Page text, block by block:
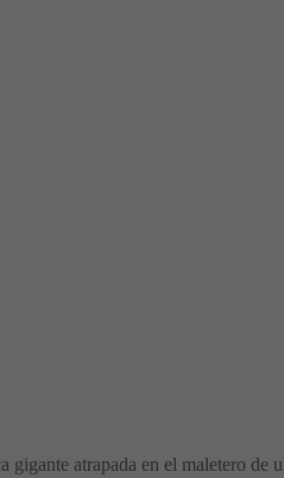
atrapada en el maletero de